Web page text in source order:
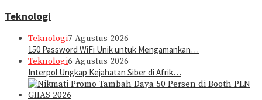
Teknologi
Teknologi7 Agustus 2026
150 Password WiFi Unik untuk Mengamankan…
Teknologi6 Agustus 2026
Interpol Ungkap Kejahatan Siber di Afrik…